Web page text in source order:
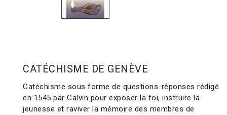
CATÉCHISME DE GENÈVE
Catéchisme sous forme de questions-réponses rédigé
en 1545 par Calvin pour exposer la foi, instruire la
jeunesse et raviver la mémoire des membres de